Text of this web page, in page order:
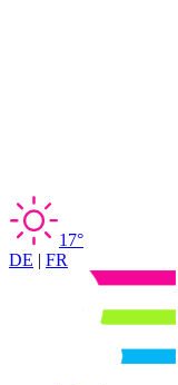
17°
DE | FR